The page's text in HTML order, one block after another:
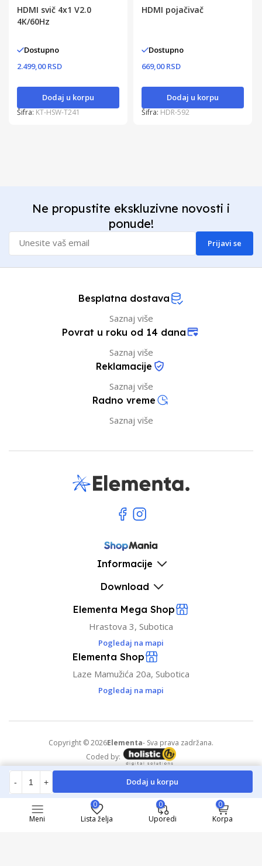
Meni
0
Lista želja
0
Uporedi
0
Korpa
- + Dodaj u korpu
HDMI svič 4x1 V2.0
4K/60Hz
Dostupno
2.499,00 RSD
Dodaj u korpu
Šifra: KT-HSW-T241
HDMI pojačivač
Dostupno
669,00 RSD
Dodaj u korpu
Šifra: HDR-592
Ne propustite ekskluzivne novosti i
ponude!
Prijavi se
Besplatna dostava
Saznaj više
Povrat u roku od 14 dana
Saznaj više
Reklamacije
Saznaj više
Radno vreme
Saznaj više
Informacije
Download
Elementa Mega Shop
Hrastova 3, Subotica
Pogledaj na mapi
Elementa Shop
Laze Mamužića 20a, Subotica
Pogledaj na mapi
Copyright © 2026Elementa- Sva prava zadržana.
Coded by: